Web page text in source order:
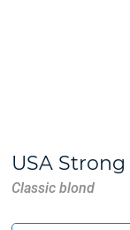
USA Strong
Classic blond